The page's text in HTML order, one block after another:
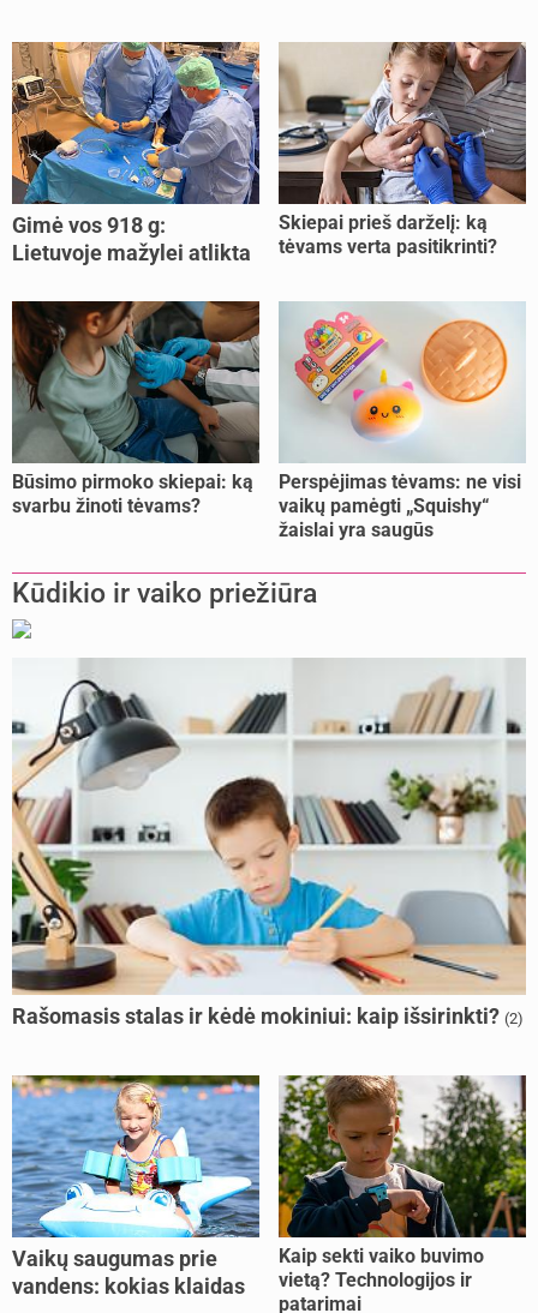
Gimė vos 918 g:
Lietuvoje mažylei atlikta
Skiepai prieš darželį: ką
tėvams verta pasitikrinti?
Būsimo pirmoko skiepai: ką
svarbu žinoti tėvams?
Perspėjimas tėvams: ne visi
vaikų pamėgti „Squishy“
žaislai yra saugūs
Kūdikio ir vaiko priežiūra
Rašomasis stalas ir kėdė mokiniui: kaip išsirinkti? (2)
Vaikų saugumas prie
vandens: kokias klaidas
Kaip sekti vaiko buvimo
vietą? Technologijos ir
patarimai